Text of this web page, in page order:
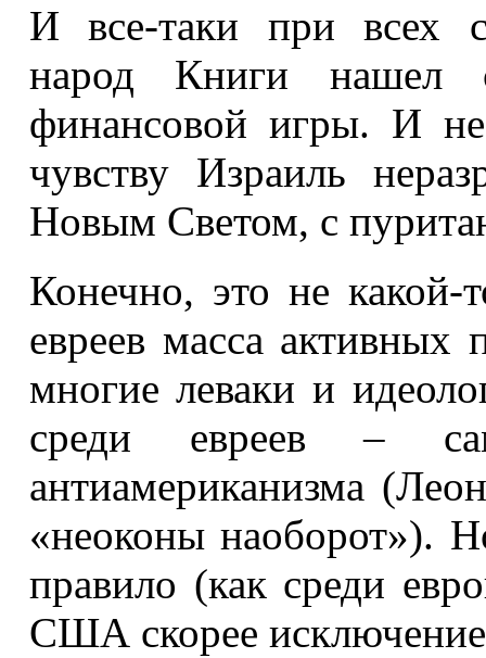
И все-таки при всех
народ Книги нашел
финансовой игры. И
чувству Израиль
Новым Светом, с
Конечно, это не какой-
евреев масса
многие леваки и
среди евреев –
антиамериканизма
«неоконы наоборот»).
правило (как среди
США скорее